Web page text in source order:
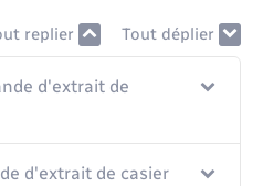
replier Tout déplier
d'extrait de
d'extrait de casier